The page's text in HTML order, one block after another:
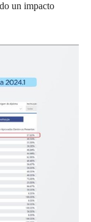
un impacto